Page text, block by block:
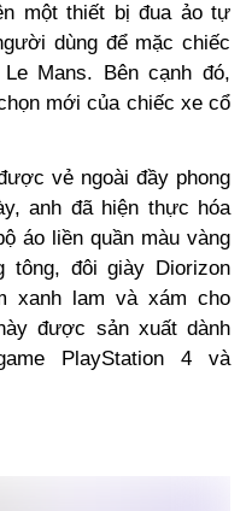
một thiết bị đua ảo tự
dùng để mặc chiếc
Mans. Bên cạnh đó,
mới của chiếc xe cổ
vẻ ngoài đầy phong
anh đã hiện thực hóa
áo liền quần màu vàng
tông, đôi giày Diorizon
xanh lam và xám cho
được sản xuất dành
PlayStation 4 và